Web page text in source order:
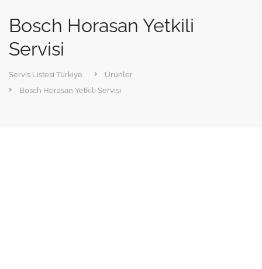
Bosch Horasan Yetkili
Servisi
Servis Listesi Türkiye
Ürünler
Bosch Horasan Yetkili Servisi